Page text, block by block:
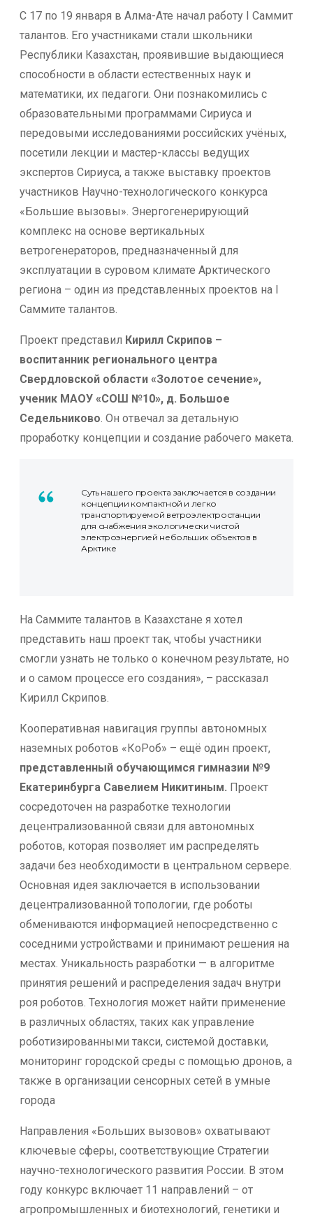
С 17 по 19 января в Алма-Ате начал работу I Саммит
талантов. Его участниками стали школьники
Республики Казахстан, проявившие выдающиеся
способности в области естественных наук и
математики, их педагоги. Они познакомились с
образовательными программами Сириуса и
передовыми исследованиями российских учёных,
посетили лекции и мастер-классы ведущих
экспертов Сириуса, а также выставку проектов
участников Научно-технологического конкурса
«Большие вызовы». Энергогенерирующий
комплекс на основе вертикальных
ветрогенераторов, предназначенный для
эксплуатации в суровом климате Арктического
региона – один из представленных проектов на I
Саммите талантов.
Проект представил Кирилл Скрипов –
воспитанник регионального центра
Свердловской области «Золотое сечение»,
ученик МАОУ «СОШ №10», д. Большое
Седельниково. Он отвечал за детальную
проработку концепции и создание рабочего макета.
Суть нашего проекта заключается в создании
концепции компактной и легко
транспортируемой ветроэлектростанции
для снабжения экологически чистой
электроэнергией небольших объектов в
Арктике
На Саммите талантов в Казахстане я хотел
представить наш проект так, чтобы участники
смогли узнать не только о конечном результате, но
и о самом процессе его создания», – рассказал
Кирилл Скрипов.
Кооперативная навигация группы автономных
наземных роботов «КоРоб» – ещё один проект,
представленный обучающимся гимназии №9
Екатеринбурга Савелием Никитиным. Проект
сосредоточен на разработке технологии
децентрализованной связи для автономных
роботов, которая позволяет им распределять
задачи без необходимости в центральном сервере.
Основная идея заключается в использовании
децентрализованной топологии, где роботы
обмениваются информацией непосредственно с
соседними устройствами и принимают решения на
местах. Уникальность разработки — в алгоритме
принятия решений и распределения задач внутри
роя роботов. Технология может найти применение
в различных областях, таких как управление
роботизированными такси, системой доставки,
мониторинг городской среды с помощью дронов, а
также в организации сенсорных сетей в умные
города
Направления «Больших вызовов» охватывают
ключевые сферы, соответствующие Стратегии
научно-технологического развития России. В этом
году конкурс включает 11 направлений – от
агропромышленных и биотехнологий, генетики и